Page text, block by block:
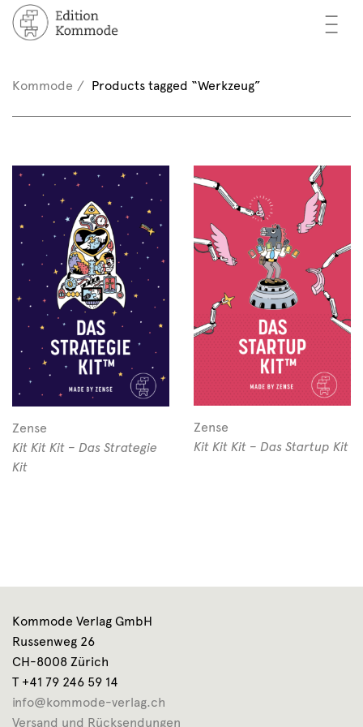
—
—
—
/ Register
Kommode Products tagged “Werkzeug”
Zense
Kit Kit Kit – Das Strategie
Kit
Zense
Kit Kit Kit – Das Startup Kit
Kommode Verlag GmbH
Russenweg 26
CH-8008 Zürich
T +41 79 246 59 14
info@kommode-verlag.ch
Versand und Rücksendungen